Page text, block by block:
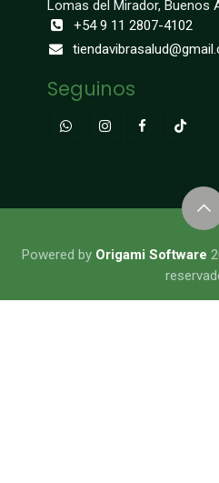
Lomas del Mirador, Buenos
+54 9 11 2807-4102
Seguinos
​​​​​​​​Powered by Origami Software